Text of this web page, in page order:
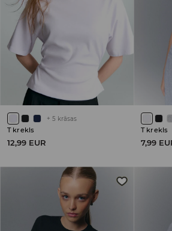
+ 5 krāsas
T krekls
12,99 EUR
T krekls
7,99